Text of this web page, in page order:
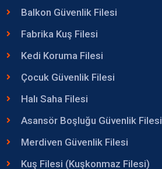
Balkon Güvenlik Filesi
Fabrika Kuş Filesi
Kedi Koruma Filesi
Çocuk Güvenlik Filesi
Halı Saha Filesi
Asansör Boşluğu Güvenlik Filesi
Merdiven Güvenlik Filesi
Kuş Filesi (Kuşkonmaz Filesi)